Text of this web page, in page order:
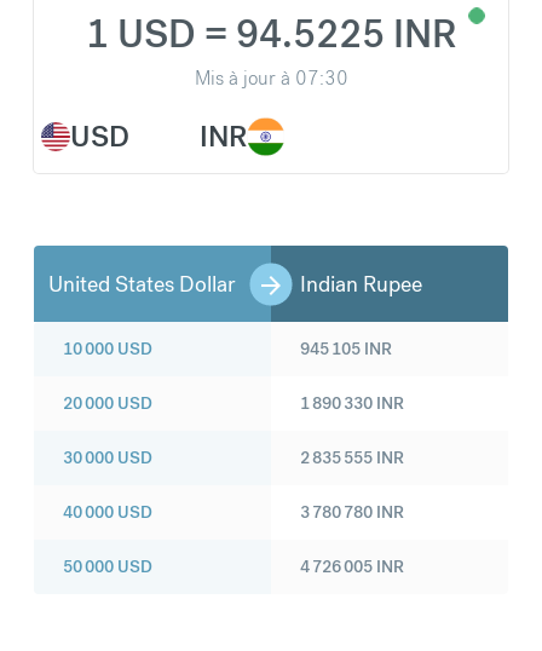
USD
1 USD = 94.5225 INR
Mis à jour à 07:30
INR
United States Dollar Indian Rupee
10 000 USD
20 000 USD
30 000 USD
40 000 USD
50 000 USD
945 105 INR
1 890 330 INR
2 835 555 INR
3 780 780 INR
4 726 005 INR